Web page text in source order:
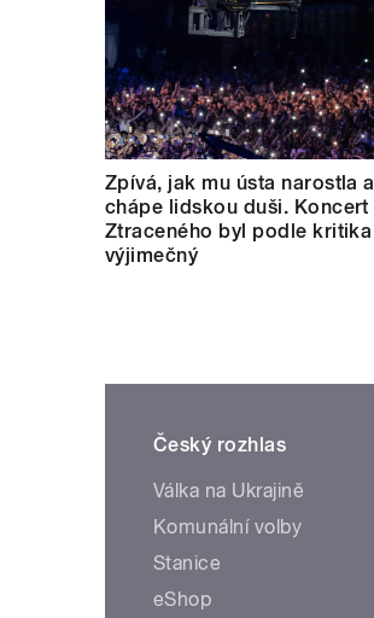
Zpívá, jak mu ústa narostla a
chápe lidskou duši. Koncert
Ztraceného byl podle kritika
výjimečný
Český rozhlas
Válka na Ukrajině
Komunální volby
Stanice
eShop